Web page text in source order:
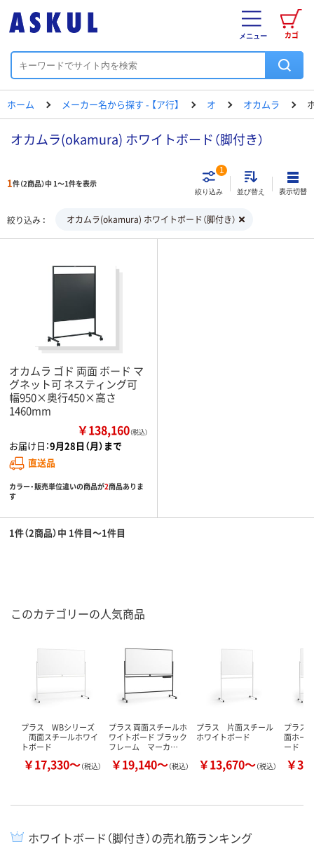
カゴ
メニュー
ホーム メーカー名から探す - 【ア行】 オ オカムラ
オカムラ(okamura) ホワイトボード（脚付き）
1件（2商品）中 1～1件を表示
絞り込み
1
並び替え 表示切替
絞り込み オカムラ(okamura) ホワイトボード（脚付き）
オカムラ ゴド 両面 ボード マ
グネット可 ネスティング可
幅950×奥行450×高さ
1460mm
￥138,160（税込）
お届け日：9月28日（月）まで
直送品
カラー・販売単位違いの商品が2商品ありま
す
1件（2商品）中 1件目～1件目
このカテゴリーの人気商品
プラス WBシリーズ
両面スチールホワイ
トボード
￥17,330～（税込）
プラス 両面スチールホ
ワイトボード ブラック
フレーム マーカ…
￥19,140～（税込）
プラス 片面スチール
ホワイトボード
￥13,670～（税込）
プラス
面ホー
ード
￥
ホワイトボード（脚付き）の売れ筋ランキング